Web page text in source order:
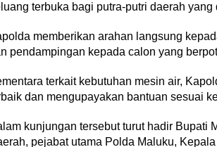
terbuka bagi putra-putri daerah
memberikan arahan langsung
pendampingan kepada calon yang
terkait kebutuhan mesin air,
dan mengupayakan bantuan sesuai
kunjungan tersebut turut hadir Bupati
pejabat utama Polda Maluku,